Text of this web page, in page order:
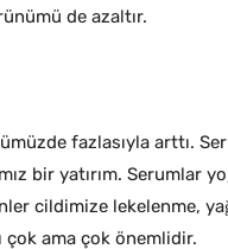
de azaltır.
fazlasıyla arttı.
bir yatırım.
cildimize lekelenme,
çok ama çok önemlidir.